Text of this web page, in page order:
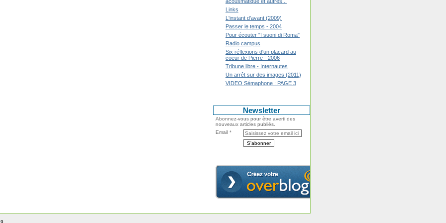
Links
L'instant d'avant (2009)
Passer le temps - 2004
Pour écouter "I suoni di Roma"
Radio campus
Six réflexions d'un placard au
coeur de Pierre - 2006
Tribune libre - Internautes
Un arrêt sur des images (2011)
VIDEO Sémaphone : PAGE 3
Newsletter
Abonnez-vous pour être averti des
nouveaux articles publiés.
Email